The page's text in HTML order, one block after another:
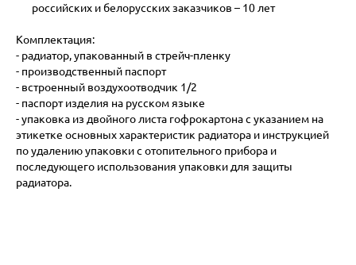
российских и белорусских заказчиков – 10 лет
Комплектация:
- радиатор, упакованный в стрейч-пленку
- производственный паспорт
- встроенный воздухоотводчик 1/2
- паспорт изделия на русском языке
- упаковка из двойного листа гофрокартона с указанием на
этикетке основных характеристик радиатора и инструкцией
по удалению упаковки с отопительного прибора и
последующего использования упаковки для защиты
радиатора.